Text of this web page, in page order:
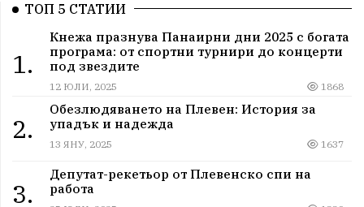
ТОП 5 СТАТИИ
1.
Кнежа празнува Панаирни дни 2025 с богата
програма: от спортни турнири до концерти
под звездите
12 ЮЛИ, 2025 1868
2.
Обезлюдяването на Плевен: История за
упадък и надежда
13 ЯНУ, 2025 1637
3.
Депутат-рекетьор от Плевенско спи на
работа